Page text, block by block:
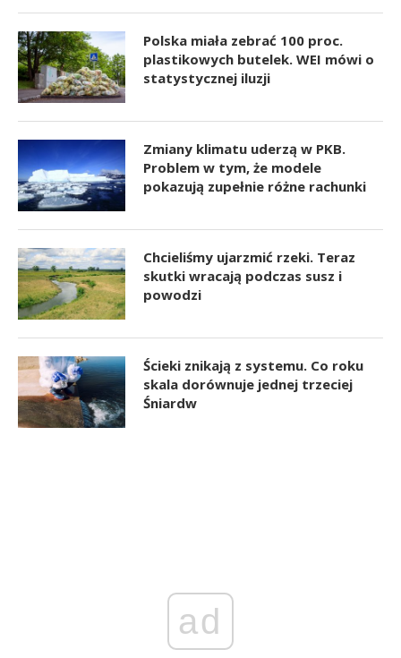
Polska miała zebrać 100 proc.
plastikowych butelek. WEI mówi o
statystycznej iluzji
Zmiany klimatu uderzą w PKB.
Problem w tym, że modele
pokazują zupełnie różne rachunki
Chcieliśmy ujarzmić rzeki. Teraz
skutki wracają podczas susz i
powodzi
Ścieki znikają z systemu. Co roku
skala dorównuje jednej trzeciej
Śniardw
ad